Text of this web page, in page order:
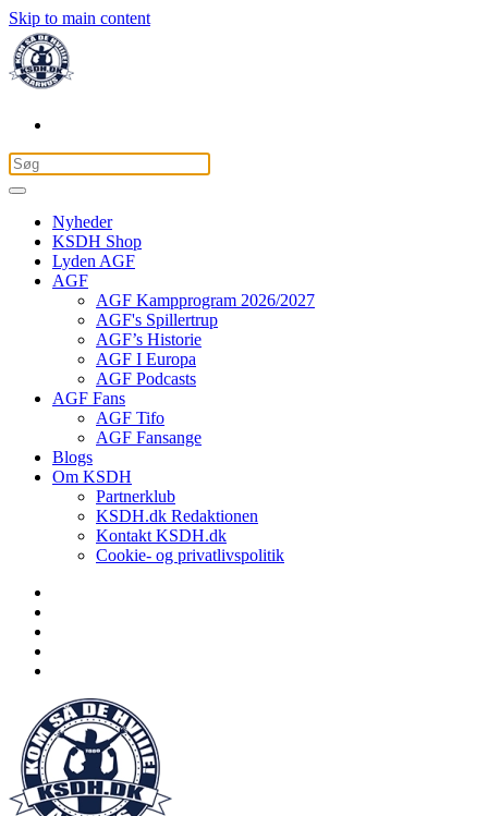
Skip to main content
Nyheder
KSDH Shop
Lyden AGF
AGF
AGF Kampprogram 2026/2027
AGF's Spillertrup
AGF’s Historie
AGF I Europa
AGF Podcasts
AGF Fans
AGF Tifo
AGF Fansange
Blogs
Om KSDH
Partnerklub
KSDH.dk Redaktionen
Kontakt KSDH.dk
Cookie- og privatlivspolitik